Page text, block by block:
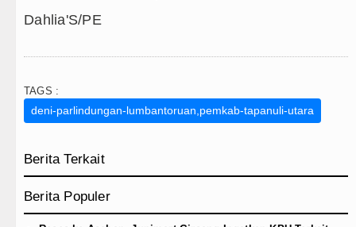
Dahlia'S/PE
TAGS :
deni-parlindungan-lumbantoruan,pemkab-tapanuli-utara
Berita Terkait
Berita Populer